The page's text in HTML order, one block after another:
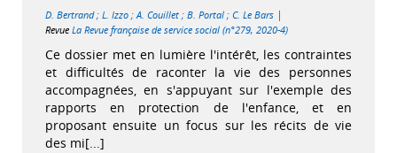
D. Bertrand; L. Izzo ;A. Couillet ; B. Portal ; C. Le Bars |
Revue La Revue française de service social (n°279, 2020-4)
Ce dossier met en lumière l'intérêt, les contraintes
et difficultés de raconter la vie des personnes
accompagnées, en s'appuyant sur l'exemple des
rapports en protection de l'enfance, et en
proposant ensuite un focus sur les récits de vie
des mi[...]